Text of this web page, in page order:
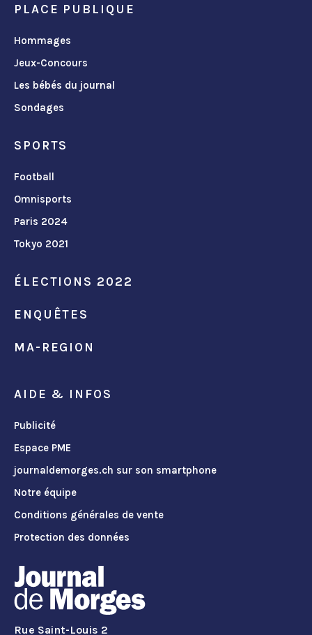
PLACE PUBLIQUE
Hommages
Jeux-Concours
Les bébés du journal
Sondages
SPORTS
Football
Omnisports
Paris 2024
Tokyo 2021
ÉLECTIONS 2022
ENQUÊTES
MA-REGION
AIDE & INFOS
Publicité
Espace PME
journaldemorges.ch sur son smartphone
Notre équipe
Conditions générales de vente
Protection des données
Rue Saint-Louis 2